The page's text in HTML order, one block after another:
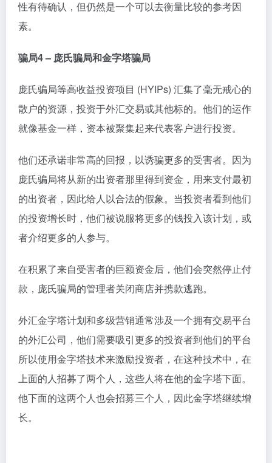
性有待确认，但仍然是一个可以去衡量比较的参考因
素。
骗局4 – 庞氏骗局和金字塔骗局
庞氏骗局等高收益投资项目 (HYIPs) 汇集了毫无戒心的
散户的资源，投资于外汇交易或其他标的。他们的运作
就像基金一样，资本被聚集起来代表客户进行投资。
他们还承诺非常高的回报，以诱骗更多的受害者。因为
庞氏骗局将从新的出资者那里得到资金，用来支付最初
的出资者，因此给人以合法的假象。当投资者看到他们
的投资增长时，他们被说服将更多的钱投入该计划，或
者介绍更多的人参与。
在积累了来自受害者的巨额资金后，他们会突然停止付
款，庞氏骗局的管理者关闭商店并携款逃跑。
外汇金字塔计划和多级营销通常涉及一个拥有交易平台
的外汇公司，他们需要吸引更多的投资者到他们的平台
所以使用金字塔技术来激励投资者，在这种技术中，在
上面的人招募了两个人，这些人将在他的金字塔下面。
他下面的这两个人也会招募三个人，因此金字塔继续增
长。